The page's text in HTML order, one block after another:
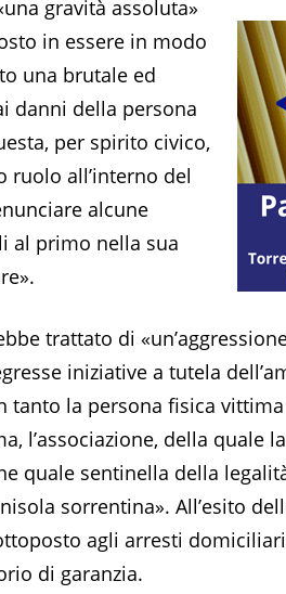
gravità assoluta»
in essere in modo
una brutale ed
danni della persona
per spirito civico,
ruolo all’interno del
alcune
al primo nella sua
trattato di
iniziative a tutela
tanto la persona fisica
l’associazione, della quale
quale sentinella della
sorrentina». All’esito
agli arresti
di garanzia.